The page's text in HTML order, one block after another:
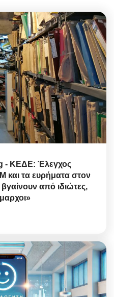
- ΚΕΔΕ: Έλεγχος
και τα ευρήματα στον
βγαίνουν από ιδιώτες,